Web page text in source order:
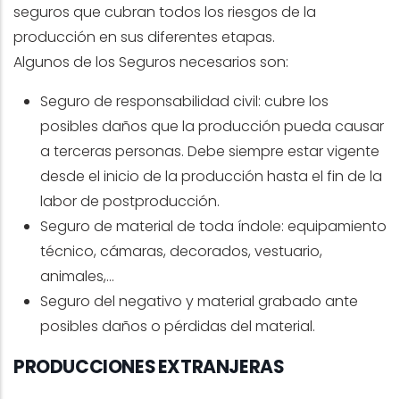
seguros que cubran todos los riesgos de la
producción en sus diferentes etapas.
Algunos de los Seguros necesarios son:
Seguro de responsabilidad civil: cubre los
posibles daños que la producción pueda causar
a terceras personas. Debe siempre estar vigente
desde el inicio de la producción hasta el fin de la
labor de postproducción.
Seguro de material de toda índole: equipamiento
técnico, cámaras, decorados, vestuario,
animales,…
Seguro del negativo y material grabado ante
posibles daños o pérdidas del material.
PRODUCCIONES EXTRANJERAS